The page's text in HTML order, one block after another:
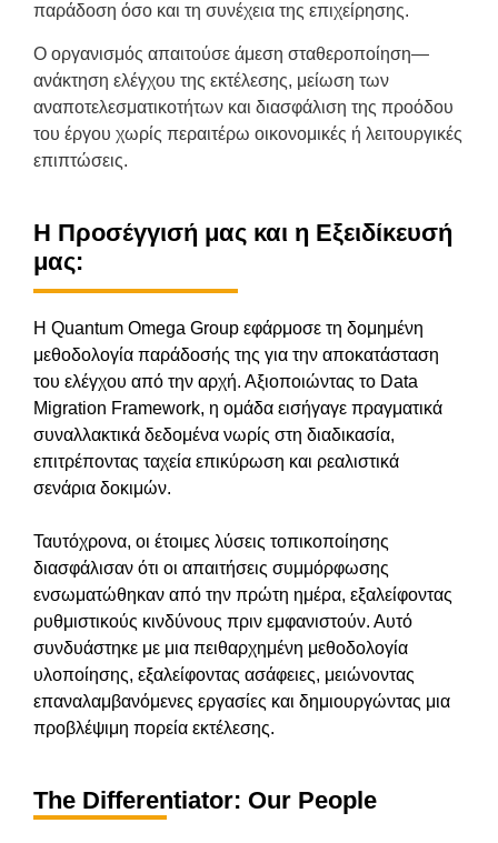
παράδοση όσο και τη συνέχεια της επιχείρησης.
Ο οργανισμός απαιτούσε άμεση σταθεροποίηση—
ανάκτηση ελέγχου της εκτέλεσης, μείωση των
αναποτελεσματικοτήτων και διασφάλιση της προόδου
του έργου χωρίς περαιτέρω οικονομικές ή λειτουργικές
επιπτώσεις.
Η Προσέγγισή μας και η Εξειδίκευσή
μας:
Η Quantum Omega Group εφάρμοσε τη δομημένη
μεθοδολογία παράδοσής της για την αποκατάσταση
του ελέγχου από την αρχή. Αξιοποιώντας το Data
Migration Framework, η ομάδα εισήγαγε πραγματικά
συναλλακτικά δεδομένα νωρίς στη διαδικασία,
επιτρέποντας ταχεία επικύρωση και ρεαλιστικά
σενάρια δοκιμών.
Ταυτόχρονα, οι έτοιμες λύσεις τοπικοποίησης
διασφάλισαν ότι οι απαιτήσεις συμμόρφωσης
ενσωματώθηκαν από την πρώτη ημέρα, εξαλείφοντας
ρυθμιστικούς κινδύνους πριν εμφανιστούν. Αυτό
συνδυάστηκε με μια πειθαρχημένη μεθοδολογία
υλοποίησης, εξαλείφοντας ασάφειες, μειώνοντας
επαναλαμβανόμενες εργασίες και δημιουργώντας μια
προβλέψιμη πορεία εκτέλεσης.
The Differentiator: Our People